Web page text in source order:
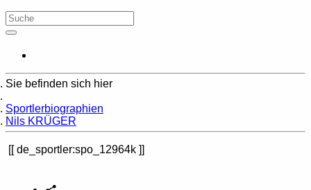
Sie befinden sich hier
Sportlerbiographien
Nils KRÜGER
de_sportler:spo_12964k